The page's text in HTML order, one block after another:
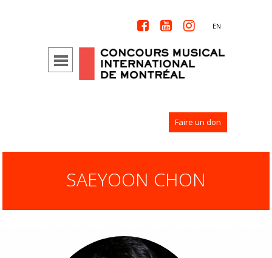
   EN
Faire un don
SAEYOON CHON